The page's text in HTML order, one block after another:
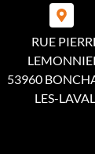
RUE
53960
LES-LAVAL